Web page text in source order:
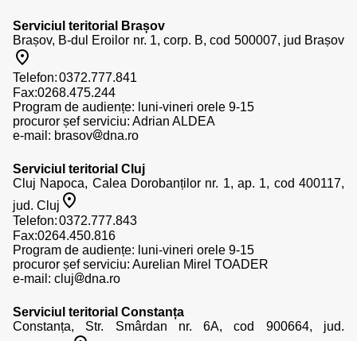
Serviciul teritorial Brașov
Brașov, B-dul Eroilor nr. 1, corp. B, cod 500007, jud Brașov
Telefon:
Fax:0268.475.244
Program de audiențe: luni-vineri orele 9-15
procuror șef serviciu: Adrian ALDEA
e-mail: brasov dna.ro
Serviciul teritorial Cluj
Cluj Napoca, Calea Dorobanților nr. 1, ap. 1, cod 400117,
jud. Cluj
Telefon:
Fax:0264.450.816
Program de audiențe: luni-vineri orele 9-15
procuror șef serviciu: Aurelian Mirel TOADER
e-mail: cluj dna.ro
Serviciul teritorial Constanța
Constanța, Str. Smârdan nr. 6A, cod 900664, jud.